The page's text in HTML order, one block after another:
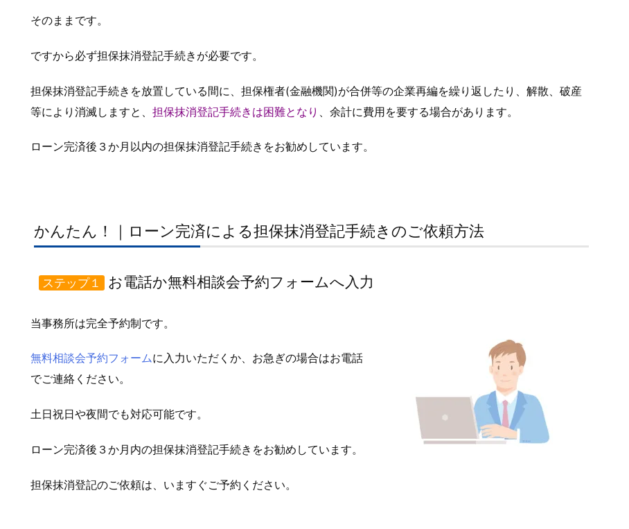
そのままです。
ですから必ず担保抹消登記手続きが必要です。
担保抹消登記手続きを放置している間に、担保権者(金融機関)が合併等の企業再編を繰り返したり、解散、破産
等により消滅しますと、 担保抹消登記手続きは困難となり 、余計に費用を要する場合があります。
ローン完済後３か月以内の担保抹消登記手続きをお勧めしています。
かんたん！｜ローン完済による担保抹消登記手続きのご依頼方法
ステップ１ お電話か無料相談会予約フォームへ入力
当事務所は完全予約制です。
無料相談会予約フォームに入力いただくか、お急ぎの場合はお電話
でご連絡ください。
土日祝日や夜間でも対応可能です。
ローン完済後３か月内の担保抹消登記手続きをお勧めしています。
担保抹消登記のご依頼は、いますぐご予約ください。